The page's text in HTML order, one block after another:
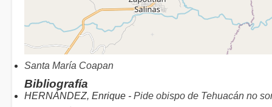
Santa María Coapan
Bibliografía
HERNÁNDEZ, Enrique - Pide obispo de Tehuacán no